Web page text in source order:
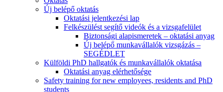
Új belépő oktatás
Oktatási jelentkezési lap
Felkészülést segítő videók és a vizsgafelület
Biztonsági alapismeretek – oktatási anyag
Új belépő munkavállalók vizsgázás –
SEGÉDLET
Külföldi PhD hallgatók és munkavállalók oktatása
Oktatási anyag elérhetősége
Safety training for new employees, residents and PhD
students